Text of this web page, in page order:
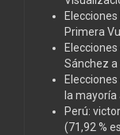
Primera
Sánchez a
la
Perú:
(71,92 %